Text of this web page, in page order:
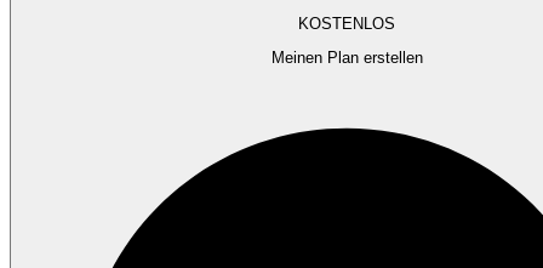
KOSTENLOS
Meinen Plan erstellen